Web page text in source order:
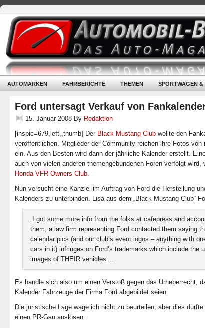
AUTOMARKEN FAHRBERICHTE THEMEN SPORTWAGEN &
Ford untersagt Verkauf von
15. Januar 2008 By Redaktion
[inspic=679,left,,thumb] Der Black Mustang Club wollte den
veröffentlichen. Mitglieder der Community reichen ihre Fotos von
ein. Aus den Besten wird dann der jährliche Kalender erstellt.
auch von vielen anderen themengebundenen Foren verfolgt wird,
Honda VFR Owners Club.
Nun versucht eine Kanzlei im Auftrag von Ford die Herstellung
Kalenders zu unterbinden. Lisa aus dem „Black Mustang Club“
„I got some more info from the folks at cafepress and
them, a law firm representing Ford contacted them saying
calendar pics (and our club’s event logos – anything with
cars in it) infringes on Ford’s trademarks which include the
images of THEIR vehicles. „
Es handle sich also um einen Verstoß gegen das Urheberrecht,
Kalender Fahrzeuge der Firma Ford abgebildet seien.
Die juristische Lage wage ich nicht zu beurteilen, aber dies
einen PR-Gau auslösen.